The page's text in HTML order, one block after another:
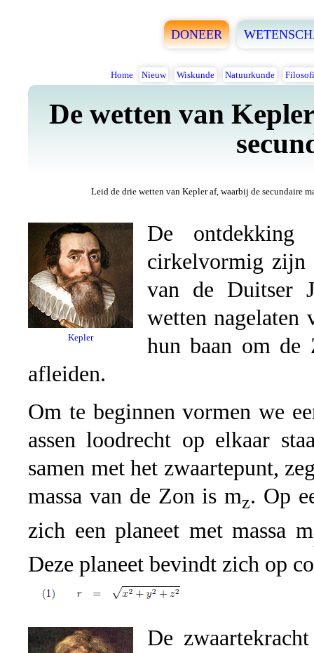
DONEER
Home Nieuw Wiskunde Natuurkunde
De wetten van
Leid de drie wetten van Kepler af, waarbij de secundaire
Kepler
De ontdekking
cirkelvormig zijn
van de Duitser
wetten nagelaten
hun baan om de
afleiden.
Om te beginnen vormen we
assen loodrecht op elkaar
samen met het zwaartepunt,
massa van de Zon is mz. Op
zich een planeet met massa m
Deze planeet bevindt zich op
De